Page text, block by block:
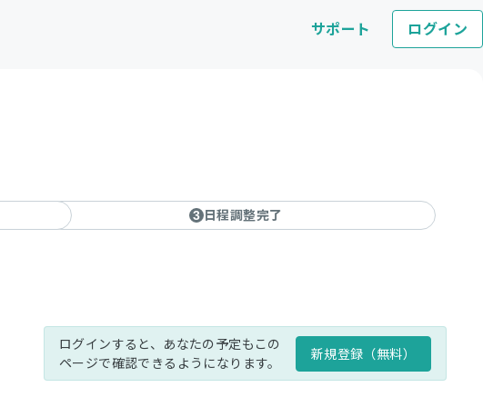
サポート ログイン
3 日程調整完了
ログインすると、あなたの予定もこの
ページで確認できるようになります。
新規登録（無料）